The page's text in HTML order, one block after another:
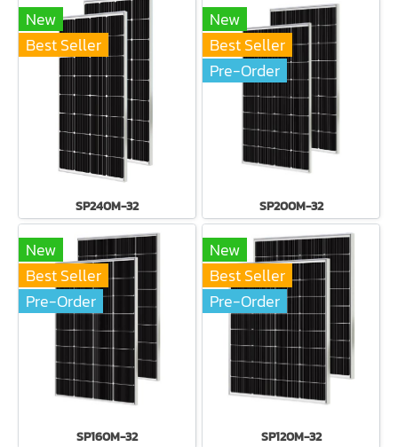
New
Best Seller
SP240M-32
New
Best Seller
Pre-Order
SP200M-32
New
Best Seller
Pre-Order
SP160M-32
New
Best Seller
Pre-Order
SP120M-32